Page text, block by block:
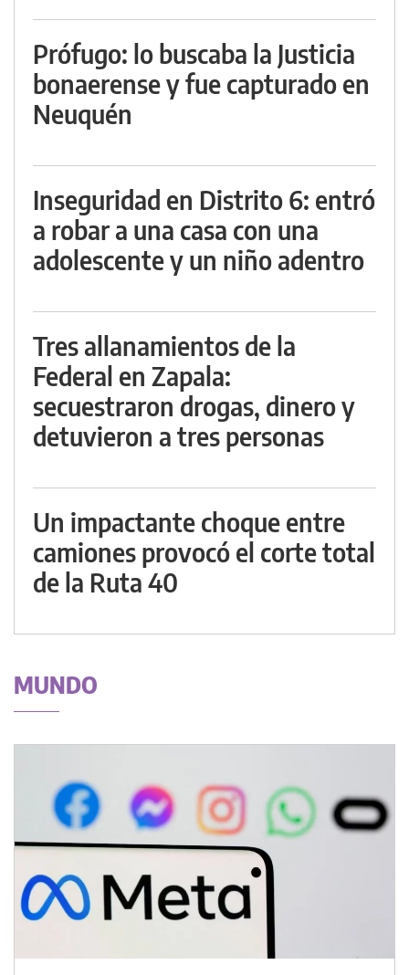
Prófugo: lo buscaba la Justicia
bonaerense y fue capturado en
Neuquén
Inseguridad en Distrito 6: entró
a robar a una casa con una
adolescente y un niño adentro
Tres allanamientos de la
Federal en Zapala:
secuestraron drogas, dinero y
detuvieron a tres personas
Un impactante choque entre
camiones provocó el corte total
de la Ruta 40
MUNDO